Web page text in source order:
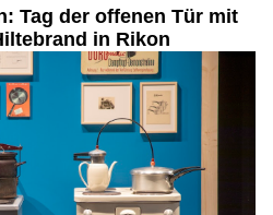
Tag der offenen Tür mit
in Rikon